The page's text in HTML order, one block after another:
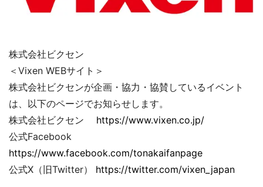
株式会社ビクセン
＜Vixen WEBサイト＞
株式会社ビクセンが企画・協力・協賛しているイベント
は、以下のページでお知らせします。
株式会社ビクセン https://www.vixen.co.jp/
公式Facebook
https://www.facebook.com/tonakaifanpage
公式X（旧Twitter） https://twitter.com/vixen_japan